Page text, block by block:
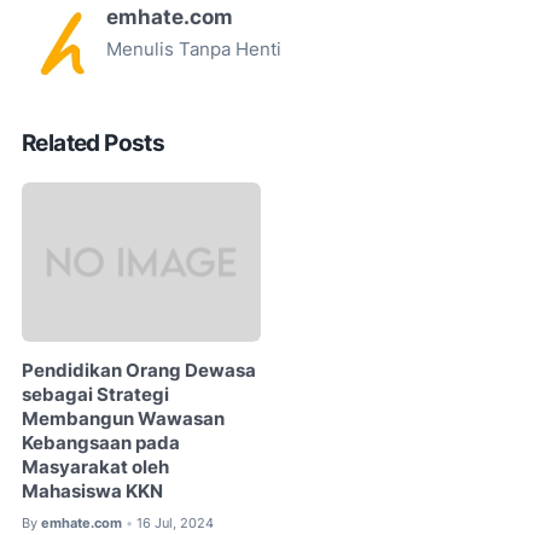
emhate.com
Menulis Tanpa Henti
Related Posts
Pendidikan Orang Dewasa
sebagai Strategi
Membangun Wawasan
Kebangsaan pada
Masyarakat oleh
Mahasiswa KKN
By emhate.com • 16 Jul, 2024